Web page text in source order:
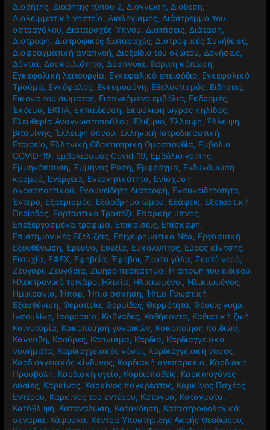
Γυναίκες,Δαμάσκηνα,Δείκτης Μάζας Σώματος,
Διαβήτης,Διαβήτης τύπου 2,Διάγνωση,Διάθεση,
Διαλειμματική νηστεία,Διαλογισμός,Διάστρεμμα του
αστραγάλου,Διαταραχές Ύπνου,Διατάσεις,Διάταση,
Διατροφή,Διατροφικές διαταραχές,Διατροφικές Συνήθειες
Διαφραγματική αναπνοή,Διοξείδιο του αζώτου,Δονήσεις
Δόντια,Δυσκοιλιότητα, Δύσπνοια,Εαρινή κόπωση,
Εγκεφαλική λειτουργία,Εγκεφαλικό επεισόδιο,Εγκεφαλικό
Τραύμα ,Εγκέφαλος, Εγκυμοσύνη, Εθελοντισμός,Ειδήσεις
Εικόνα του σώματος,Εισπνεόμενο εμβόλιο,Εκδρομές,
Έκζεμα,ΕΚΠΑ, Εκπαίδευση,Εκφύλιση ωχράς κηλίδας,
Ελευθερία Αναγνωστοπούλου,Ελιξίριο,Έλλειψη ,Έλλειψη
βιταμίνης ,Έλλειψη ύπνου,Ελληνική Ιατροδικαστική
Εταιρεία,Ελληνική Οδοντιατρική Ομοσπονδία,Εμβόλια
COVID-19,Εμβολιασμός Covid-19,Εμβόλιο γρίπης,
Εμμηνόπαυση,Έμμηνος Ρύση,Έμφραγμα,Ενδυνάμωση
κορμού,Ενέργεια,Ενεργητικότητα,Ενίσχυση
ανοσοποητικού,Ενσυνείδητη Διατροφή ,Ενσυνειδητότητα,
Έντερο,Εξαερισμός,Εξάρθρημα ώμου,Εξάψεις
Περίοδος,Εορταστικό Τραπέζι,Επαρκής ύπνος,
Επεξεργασμένα τρόφιμα ,Επικρίσεις,Επίσκεψη,
Επιστημονικές Εξελίξεις,Επιχειρηματικά Νέα,Εργασιακή
Εξουθένωση,Έρευνα,Ευεξία,Ευκάλυπτος,Εύρος κίνησης
Ευτυχία, ΕΦΕΧ,Εφηβεία,Έφηβοι,Ζεστό γάλα,Ζεστό νερό,
Ζευγάρι,Ζευγάρια,Ζωηρό περπάτημα,Η άποψη του ειδικού
Ηλεκτρονικό τσιγάρο,Ηλικία,Ηλικιωμένοι,Ηλικιωμένος
Ημικρανία,Ήπαρ,Ήπια άσκηση, Ήπια Γνωστική
Εξασθένιση,Θεραπεία ,Θερμίδες ,Θερμότητα ,Θέσεις yoga,
Ινσουλίνη,Ισορροπία,Καβγάδες,Καθήκοντα,Καθιστική ζωή
Καινοτομία,Κακοποίηση γυναικών,Κακοποίηση παιδιών
Κάνναβη,Καούρες,Κάπνισμα,Καρδιά,Καρδιαγγειακά
νοσήματα,Καρδιαγγειακές νόσοι,Καρδιαγγειακή νόσος,
Καρδιαγγειακός κίνδυνος,Καρδιακή ανεπάρκεια,Καρδιακή
Προσβολή,Καρδιακή υγεία, Καρδιοπαθείς ,Καρκινογόνες
ουσίες,Καρκίνος,Καρκίνος παγκρέατος, Καρκίνος Παχέος
Εντέρου,Καρκίνος του εντέρου,Κάταγμα,Κατάγματα,
Κατάθλιψη,Κατανάλωση,Κατανόηση,Καταστροφολογικά